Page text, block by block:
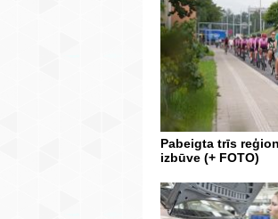
Pabeigta trīs
izbūve (+ FOTO)